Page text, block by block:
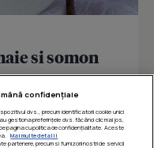
si somon
confidențiale
dvs., precum identificatorii cookie unici
gestiona preferințele dvs. făcând clic mai jos,
pe pagina cu politica de confidențialitate. Aceste
Mai multe detalii
partenere, precum si furnizorii nostri de servicii